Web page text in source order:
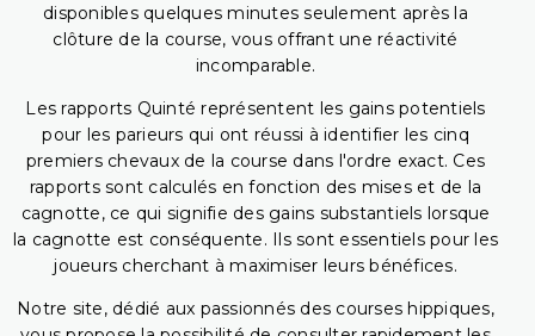
disponibles quelques minutes seulement après la
clôture de la course, vous offrant une réactivité
incomparable.
Les rapports Quinté représentent les gains potentiels
pour les parieurs qui ont réussi à identifier les cinq
premiers chevaux de la course dans l'ordre exact. Ces
rapports sont calculés en fonction des mises et de la
cagnotte, ce qui signifie des gains substantiels lorsque
la cagnotte est conséquente. Ils sont essentiels pour les
joueurs cherchant à maximiser leurs bénéfices.
Notre site, dédié aux passionnés des courses hippiques,